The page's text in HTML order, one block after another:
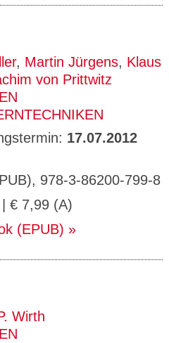
, Martin Jürgens, Klaus
von Prittwitz
17.07.2012
978-3-86200-799-8
| € 7,99 (A)
(EPUB)
Wirth